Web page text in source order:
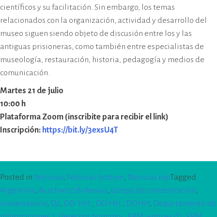
científicos y su facilitación. Sin embargo, los temas
relacionados con la organización, actividad y desarrollo del
museo siguen siendo objeto de discusión entre los y las
antiguas prisioneras, como también entre especialistas de
museología, restauración, historia, pedagogía y medios de
comunicación.
Martes 21 de julio
10:00 h
Plataforma Zoom (inscribite para recibir el link)
Inscripción: https://bit.ly/3exsU4T
Posted in Noticias, Noticias bottom, Noticias topTagged
Argentina, Auschwitz-Birkenau, campo de concentración,
conversatorio, D2, DD. HH., DD.HH., DDHH, Departamento de